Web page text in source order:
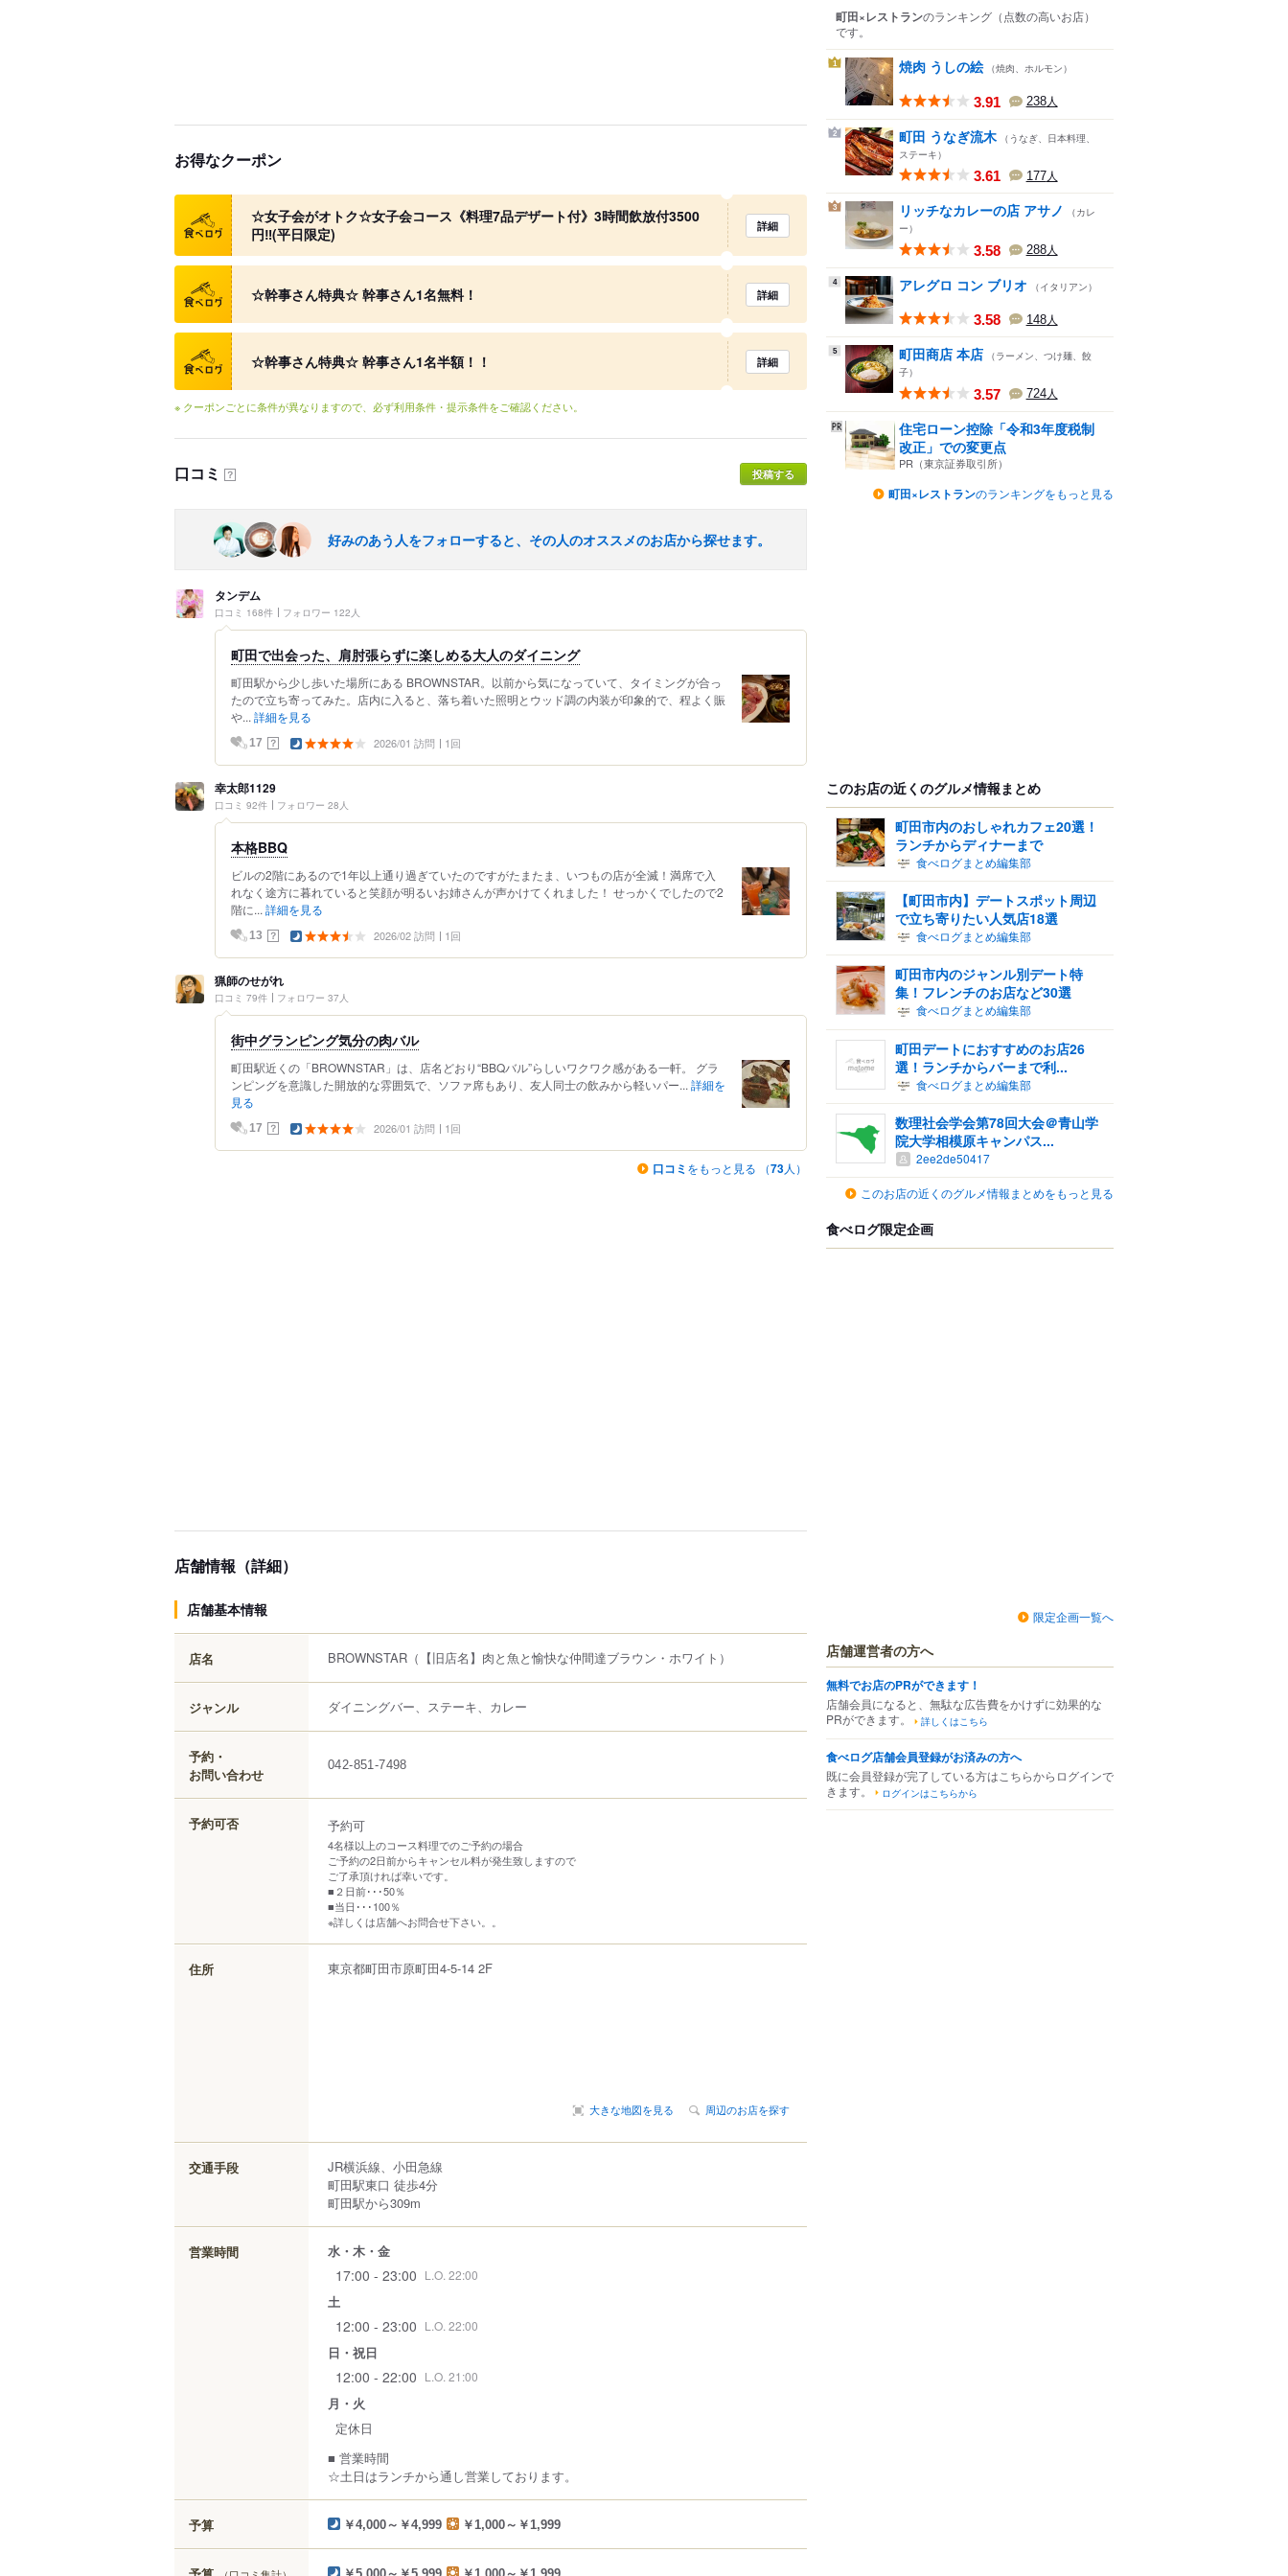
お得なクーポン
クーポン
☆女子会がオトク☆女子会コース《料理7品デザート付》3時間飲放付3500
円‼︎(平日限定)
詳細
クーポン
☆幹事さん特典☆ 幹事さん1名無料！ 詳細
クーポン
☆幹事さん特典☆ 幹事さん1名半額！！ 詳細
※ クーポンごとに条件が異なりますので、必ず利用条件・提示条件をご確認ください。
口コミ ？ 投稿する
好みのあう人をフォローすると、その人のオススメのお店から探せます。
タンデム
口コミ 168件 フォロワー 122人
町田で出会った、肩肘張らずに楽しめる大人のダイニング
町田駅から少し歩いた場所にある BROWNSTAR。以前から気になっていて、タイミングが合っ
たので立ち寄ってみた。店内に入ると、落ち着いた照明とウッド調の内装が印象的で、程よく賑
や... 詳細を見る
17 ？ 2026/01 訪問 1回
幸太郎1129
口コミ 92件 フォロワー 28人
本格BBQ
ビルの2階にあるので1年以上通り過ぎていたのですがたまたま、いつもの店が全滅！満席で入
れなく途方に暮れていると笑顔が明るいお姉さんが声かけてくれました！ せっかくでしたので2
階に... 詳細を見る
13 ？ 2026/02 訪問 1回
猟師のせがれ
口コミ 79件 フォロワー 37人
街中グランピング気分の肉バル
町田駅近くの「BROWNSTAR」は、店名どおり“BBQバル”らしいワクワク感がある一軒。 グラ
ンピングを意識した開放的な雰囲気で、ソファ席もあり、友人同士の飲みから軽いパー... 詳細を
見る
17 ？ 2026/01 訪問 1回
口コミ をもっと見る （73人）
店舗情報（詳細）
店舗基本情報
店名 BROWNSTAR （【旧店名】肉と魚と愉快な仲間達ブラウン・ホワイト）
ジャンル ダイニングバー、ステーキ、カレー
予約・
お問い合わせ
042-851-7498
予約可否 予約可
4名様以上のコース料理でのご予約の場合
ご予約の2日前からキャンセル料が発生致しますので
ご了承頂ければ幸いです。
■２日前･･･50％
■当日･･･100％
※詳しくは店舗へお問合せ下さい。。
住所 東京都町田市原町田4-5-14 2F
大きな地図を見る 周辺のお店を探す
交通手段
JR横浜線、小田急線
町田駅東口 徒歩4分
町田駅から309m
営業時間 水・木・金
17:00 - 23:00 L.O. 22:00
土
12:00 - 23:00 L.O. 22:00
日・祝日
12:00 - 22:00 L.O. 21:00
月・火
定休日
■ 営業時間
☆土日はランチから通し営業しております。
予算 ￥4,000～￥4,999 ￥1,000～￥1,999
町田×レストランのランキング （点数の高いお店）
です。
1 焼肉 うしの絵 （焼肉、ホルモン）
3.91 238人
2 町田 うなぎ流木 （うなぎ、日本料理、
ステーキ）
3.61 177人
3 リッチなカレーの店 アサノ
（カレ
ー）
3.58 288人
4 アレグロ コン ブリオ （イタリアン）
3.58 148人
5 町田商店 本店 （ラーメン、つけ麺、餃
子）
3.57 724人
住宅ローン控除「令和3年度税制
改正」での変更点
PR（東京証券取引所）
町田×レストランのランキングをもっと見る
このお店の近くのグルメ情報まとめ
町田市内のおしゃれカフェ20選！
ランチからディナーまで
食べログまとめ編集部
【町田市内】デートスポット周辺
で立ち寄りたい人気店18選
食べログまとめ編集部
町田市内のジャンル別デート特
集！フレンチのお店など30選
食べログまとめ編集部
町田デートにおすすめのお店26
選！ランチからバーまで利...
食べログまとめ編集部
数理社会学会第78回大会＠青山学
院大学相模原キャンパス...
2ee2de50417
このお店の近くのグルメ情報まとめをもっと見る
食べログ限定企画
限定企画一覧へ
店舗運営者の方へ
無料でお店のPRができます！
店舗会員になると、無駄な広告費をかけずに効果的な
PRができます。
詳しくはこちら
食べログ店舗会員登録がお済みの方へ
既に会員登録が完了している方はこちらからログインで
きます。
ログインはこちらから